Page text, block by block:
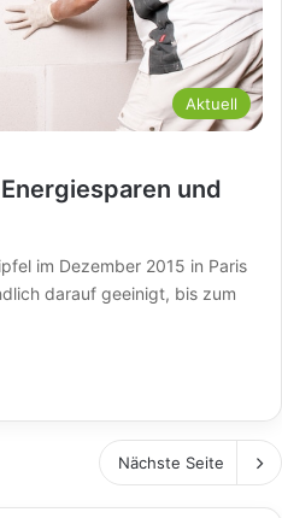
Aktuell
und
im Dezember 2015 in Paris
darauf geeinigt, bis zum
Nächste Seite